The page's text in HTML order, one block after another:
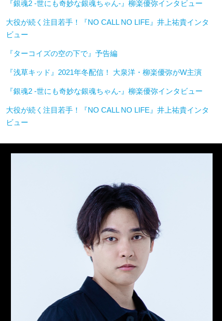
『銀魂2 -世にも奇妙な銀魂ちゃん-』柳楽優弥インタビュー
大役が続く注目若手！『NO CALL NO LIFE』井上祐貴インタ
ビュー
『ターコイズの空の下で』予告編
『浅草キッド』2021年冬配信！ 大泉洋・柳楽優弥がW主演
『銀魂2 -世にも奇妙な銀魂ちゃん-』柳楽優弥インタビュー
大役が続く注目若手！『NO CALL NO LIFE』井上祐貴インタ
ビュー